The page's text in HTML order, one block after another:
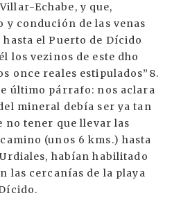
Echabe, y que,
y condución de las venas
el Puerto de Dícido
los vezinos de este dho
once reales estipulados”8.
último párrafo: nos aclara
mineral debía ser ya tan
no tener que llevar las
(unos 6 kms.) hasta
habían habilitado
las cercanías de la playa